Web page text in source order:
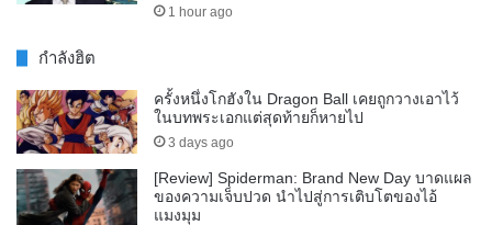
1 hour ago
กำลังฮิต
ครั้งหนึ่งโกฮังใน Dragon Ball เคยถูกวางเอาไว้
ในบทพระเอกแต่สุดท้ายก็หายไป
3 days ago
[Review] Spiderman: Brand New Day บาดแผล
ของความเจ็บปวด นำไปสู่การเติบโตของไอ้
แมงมุม